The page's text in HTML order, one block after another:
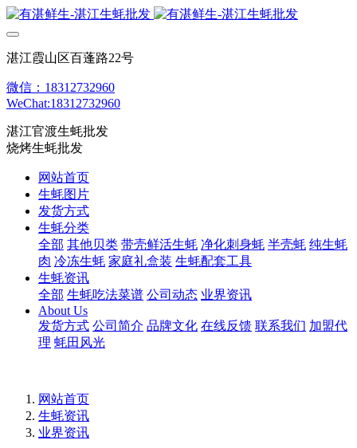
湛江霞山区百蓬路22号
微信：18312732960
WeChat:18312732960
湛江官渡生蚝批发
烧烤生蚝批发
网站首页
生蚝图片
发货方式
生蚝分类
全部 其他贝类 带壳鲜活生蚝 净化刺身蚝 半壳蚝 纯生蚝
肉 冷冻生蚝 家庭礼盒装 生蚝配套工具
生蚝资讯
全部 生蚝吃法菜谱 公司动态 业界资讯
About Us
发货方式 公司简介 品牌文化 在线反馈 联系我们 加盟代
理 蚝田风光
网站首页
生蚝资讯
业界资讯